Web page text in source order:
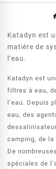
Katadyn est
matière de
l’eau.
Katadyn est
filtres à eau,
l’eau. Depuis
eau, des
camping, de
De
spéciales de